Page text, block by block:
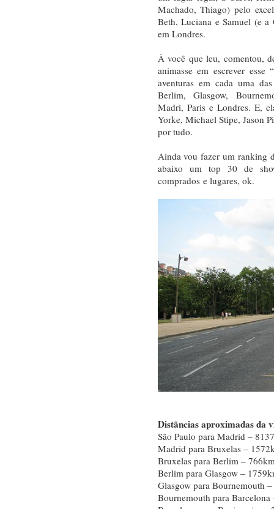
Machado, Thiago) pelo
Beth, Luciana e Samuel (e
em Londres.
À você que leu, comentou,
animasse em escrever
aventuras em cada uma
Berlim, Glasgow,
Madri, Paris e Londres. E,
Yorke, Michael Stipe, Jason
por tudo.
Ainda vou fazer um ranking
abaixo um top 30 de
comprados e lugares, ok.
Distâncias aproximadas da
São Paulo para Madrid –
Madrid para Bruxelas –
Bruxelas para Berlim –
Berlim para Glasgow –
Glasgow para Bournemouth
Bournemouth para Barcelona